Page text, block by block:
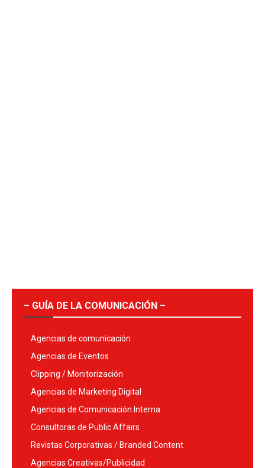
– GUÍA DE LA COMUNICACIÓN –
Agencias de comunicación
Agencias de Eventos
Clipping / Monitorización
Agencias de Marketing Digital
Agencias de Comunicación Interna
Consultoras de Public Affairs
Revistas Corporativas / Branded Content
Agencias Creativas/Publicidad